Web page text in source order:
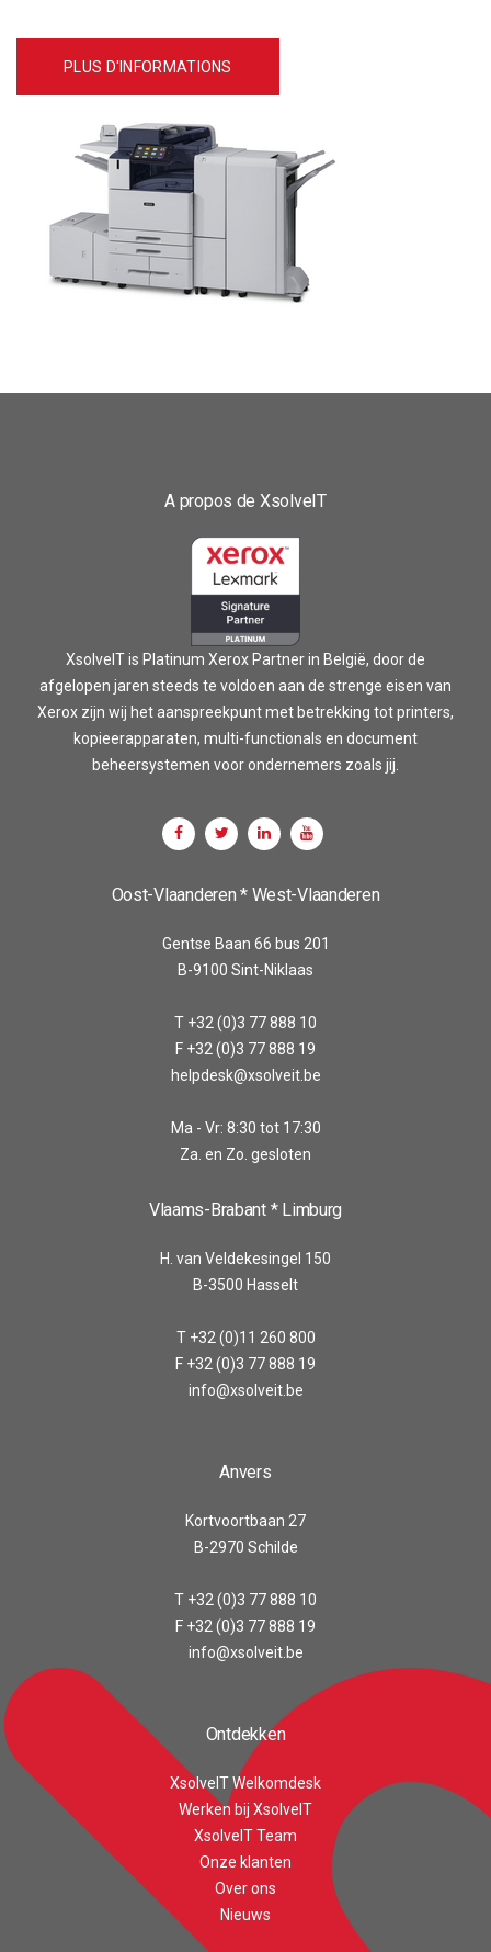
PLUS D'INFORMATIONS
A propos de XsolveIT
XsolveIT is Platinum Xerox Partner in België, door de
afgelopen jaren steeds te voldoen aan de strenge eisen van
Xerox zijn wij het aanspreekpunt met betrekking tot printers,
kopieerapparaten, multi-functionals en document
beheersystemen voor ondernemers zoals jij.
Oost-Vlaanderen * West-Vlaanderen
Gentse Baan 66 bus 201
B-9100 Sint-Niklaas
T +32 (0)3 77 888 10
F +32 (0)3 77 888 19
helpdesk@xsolveit.be
Ma - Vr: 8:30 tot 17:30
Za. en Zo. gesloten
Vlaams-Brabant * Limburg
H. van Veldekesingel 150
B-3500 Hasselt
T +32 (0)11 260 800
F +32 (0)3 77 888 19
info@xsolveit.be
Anvers
Kortvoortbaan 27
B-2970 Schilde
T +32 (0)3 77 888 10
F +32 (0)3 77 888 19
info@xsolveit.be
Ontdekken
XsolveIT Welkomdesk
Werken bij XsolveIT
XsolveIT Team
Onze klanten
Over ons
Nieuws
Customer reviews and experiences for
XsolveIT